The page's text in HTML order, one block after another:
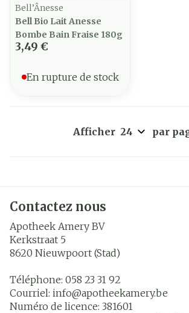
Bell’Ânesse
Bell Bio Lait Anesse
Bombe Bain Fraise 180g
3,49 €
En rupture de stock
Afficher par
Contactez nous
Apotheek Amery BV
Kerkstraat 5
8620 Nieuwpoort (Stad)
Téléphone: 058 23 31 92
Courriel: info@apotheekamery.be
Numéro de licence: 381601